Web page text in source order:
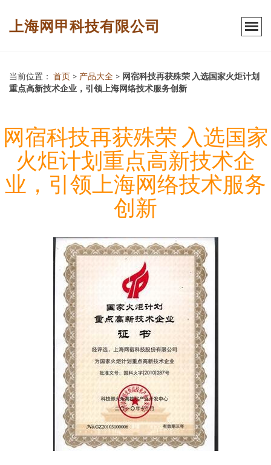
上海网甲科技有限公司
当前位置： 首页 > 产品大全 > 网宿科技再获殊荣 入选国家火炬计划
重点高新技术企业，引领上海网络技术服务创新
网宿科技再获殊荣 入选国家
火炬计划重点高新技术企
业，引领上海网络技术服务
创新